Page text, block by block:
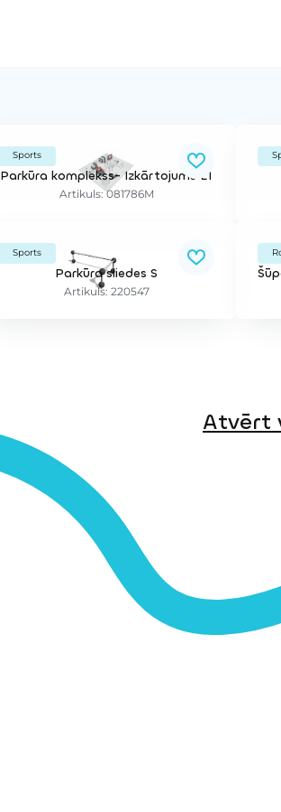
Sports
Parkūra komplekss- Izkārtojums L1
Artikuls: 081786M
Sports
Parkūra sliedes S
Artikuls: 220547
Atvērt